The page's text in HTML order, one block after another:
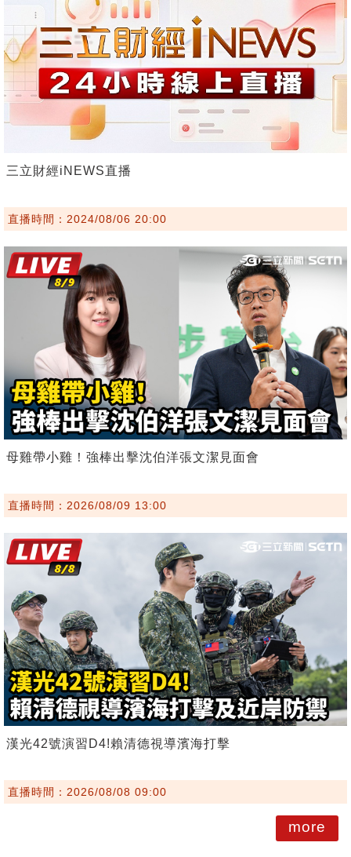
三立財經iNEWS直播
直播時間：2024/08/06 20:00
母雞帶小雞！強棒出擊沈伯洋張文潔見面會
直播時間：2026/08/09 13:00
漢光42號演習D4!賴清德視導濱海打擊
直播時間：2026/08/08 09:00
more